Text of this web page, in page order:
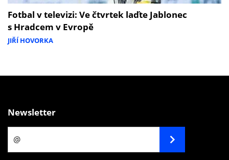
Fotbal v televizi: Ve čtvrtek laďte Jablonec
s Hradcem v Evropě
JIŘÍ HOVORKA
Newsletter